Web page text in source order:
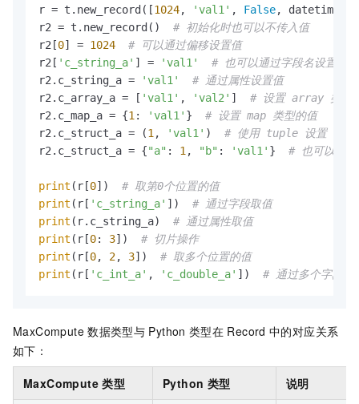
r = t.new_record([1024, 'val1' , False,
r2 = t.new_record() # 初始化时也可以不传入值
r2[0] = 1024
# 可以通过偏移设置值
r2[ 'c_string_a' ] = 'val1'
# 也可以通过字段名设置值
r2.c_string_a =
'val1'
# 通过属性设置值
r2.c_array_a = [ 'val1' , 'val2' ] # 设置 array 类型
r2.c_map_a = {1: 'val1' } # 设置 map 类型的值
r2.c_struct_a = (1, 'val1' ) # 使用 tuple 设置
r2.c_struct_a = {"a" : 1, "b" : 'val1' } # 也可以使
print (r[0]) # 取第0个位置的值
print (r[ 'c_string_a' ]) # 通过字段取值
print (r.c_string_a) # 通过属性取值
print (r[0: 3]) # 切片操作
print (r[0, 2, 3]) # 取多个位置的值
print (r[ 'c_int_a' , 'c_double_a' ]) # 通过多个字段取
MaxCompute 数据类型与 Python 类型在 Record 中的对应关系
如下：
MaxCompute 类型 Python 类型 说明